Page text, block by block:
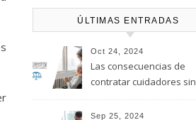
ÚLTIMAS ENTRADAS
Oct 24, 2024
Las consecuencias de
contratar cuidadores sin
laboral
Sep 25, 2024